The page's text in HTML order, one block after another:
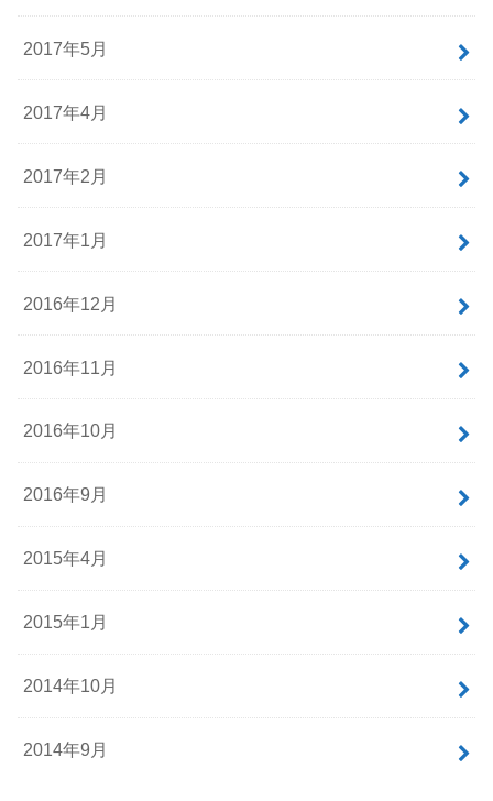
2017年5月
2017年4月
2017年2月
2017年1月
2016年12月
2016年11月
2016年10月
2016年9月
2015年4月
2015年1月
2014年10月
2014年9月